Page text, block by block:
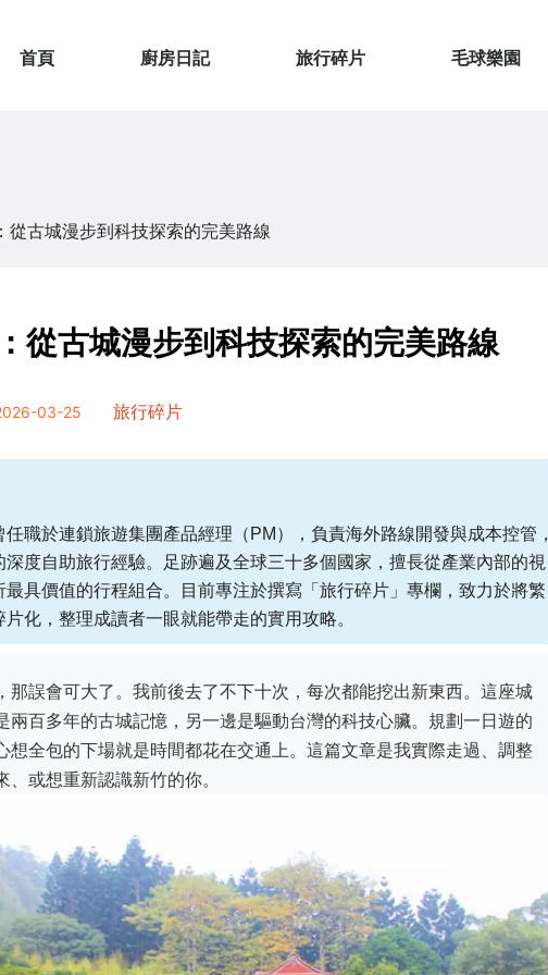
首頁 廚房日記 旅行碎片 毛球樂園
從古城漫步到科技探索的完美路線
從古城漫步到科技探索的完美路線
03-25 旅行碎片
職於連鎖旅遊集團產品經理（PM），負責海外路線開發與成本控管，
深度自助旅行經驗。足跡遍及全球三十多個國家，擅長從產業內部的視
最具價值的行程組合。目前專注於撰寫「旅行碎片」專欄，致力於將繁
化，整理成讀者一眼就能帶走的實用攻略。
那誤會可大了。我前後去了不下十次，每次都能挖出新東西。這座城
兩百多年的古城記憶，另一邊是驅動台灣的科技心臟。規劃一日遊的
想全包的下場就是時間都花在交通上。這篇文章是我實際走過、調整
或想重新認識新竹的你。